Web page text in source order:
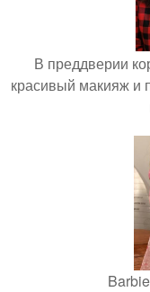
В преддверии
красивый макияж и